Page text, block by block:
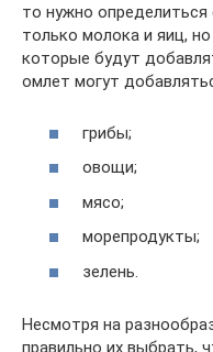
то нужно
только молока и яиц,
которые будут
омлет могут
грибы;
овощи;
мясо;
морепродукты;
зелень.
Несмотря на
правильно их выбрать,